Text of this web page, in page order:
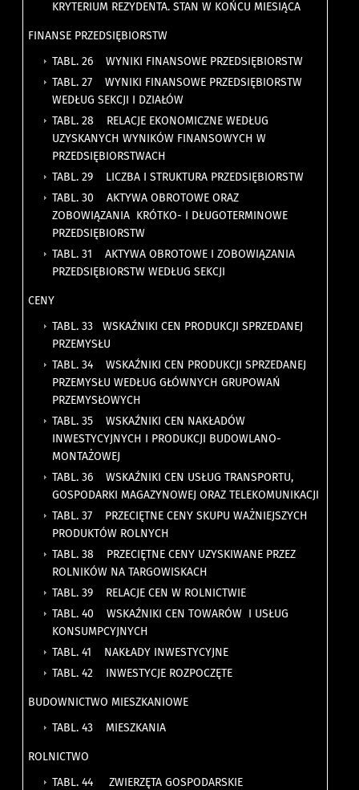
KRYTERIUM REZYDENTA. STAN W KOŃCU MIESIĄCA
FINANSE PRZEDSIĘBIORSTW
TABL. 26 WYNIKI FINANSOWE PRZEDSIĘBIORSTW
TABL. 27 WYNIKI FINANSOWE PRZEDSIĘBIORSTW
WEDŁUG SEKCJI I DZIAŁÓW
TABL. 28 RELACJE EKONOMICZNE WEDŁUG
UZYSKANYCH WYNIKÓW FINANSOWYCH W
PRZEDSIĘBIORSTWACH
TABL. 29 LICZBA I STRUKTURA PRZEDSIĘBIORSTW
TABL. 30 AKTYWA OBROTOWE ORAZ
ZOBOWIĄZANIA KRÓTKO- I DŁUGOTERMINOWE
PRZEDSIĘBIORSTW
TABL. 31 AKTYWA OBROTOWE I ZOBOWIĄZANIA
PRZEDSIĘBIORSTW WEDŁUG SEKCJI
CENY
TABL. 33 WSKAŹNIKI CEN PRODUKCJI SPRZEDANEJ
PRZEMYSŁU
TABL. 34 WSKAŹNIKI CEN PRODUKCJI SPRZEDANEJ
PRZEMYSŁU WEDŁUG GŁÓWNYCH GRUPOWAŃ
PRZEMYSŁOWYCH
TABL. 35 WSKAŹNIKI CEN NAKŁADÓW
INWESTYCYJNYCH I PRODUKCJI BUDOWLANO-
MONTAŻOWEJ
TABL. 36 WSKAŹNIKI CEN USŁUG TRANSPORTU,
GOSPODARKI MAGAZYNOWEJ ORAZ TELEKOMUNIKACJI
TABL. 37 PRZECIĘTNE CENY SKUPU WAŻNIEJSZYCH
PRODUKTÓW ROLNYCH
TABL. 38 PRZECIĘTNE CENY UZYSKIWANE PRZEZ
ROLNIKÓW NA TARGOWISKACH
TABL. 39 RELACJE CEN W ROLNICTWIE
TABL. 40 WSKAŹNIKI CEN TOWARÓW I USŁUG
KONSUMPCYJNYCH
TABL. 41 NAKŁADY INWESTYCYJNE
TABL. 42 INWESTYCJE ROZPOCZĘTE
BUDOWNICTWO MIESZKANIOWE
TABL. 43 MIESZKANIA
ROLNICTWO
TABL. 44 ZWIERZĘTA GOSPODARSKIE